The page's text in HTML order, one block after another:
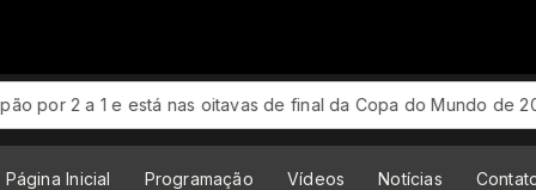
oitavas de final da Copa do Mundo de 2026! Com muita
Página Inicial Programação Vídeos Notícias